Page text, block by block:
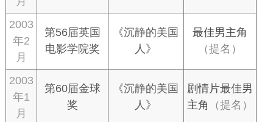
2003
年2
月
第56届英国
电影学院奖
《沉静的美国
人》
最佳男主角
（提名）
2003
年1
月
第60届金球
奖
《沉静的美国
人》
剧情片最佳男
主角
（提名）